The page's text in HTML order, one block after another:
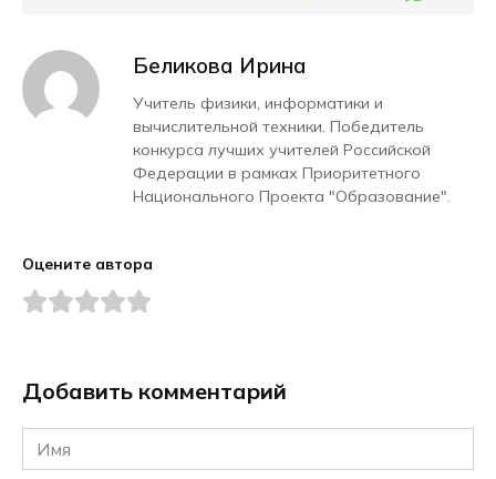
Беликова Ирина
Учитель физики, информатики и
вычислительной техники. Победитель
конкурса лучших учителей Российской
Федерации в рамках Приоритетного
Национального Проекта "Образование".
Оцените автора
Добавить комментарий
Имя
*